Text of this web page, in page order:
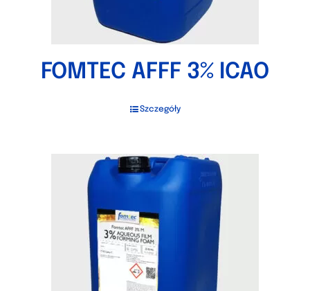
FOMTEC AFFF 3% ICAO
Szczegóły